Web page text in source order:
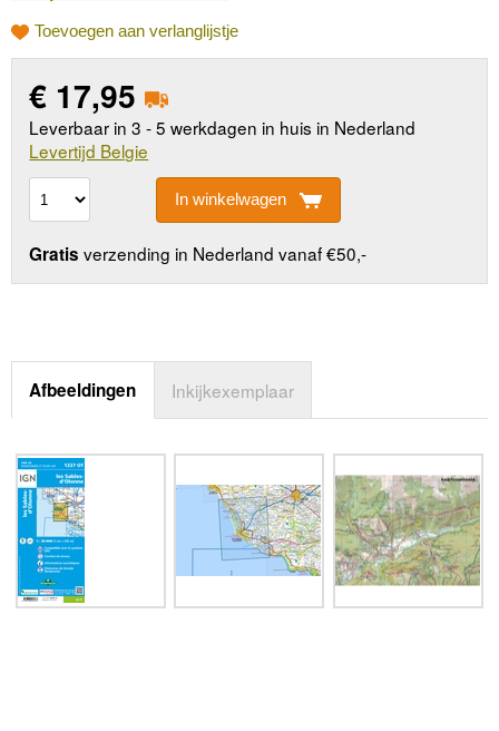
Toevoegen aan verlanglijstje
€ 17,95
Leverbaar in 3 - 5 werkdagen in huis in Nederland
Levertijd Belgie
In winkelwagen
Gratis verzending in Nederland vanaf €50,-
Afbeeldingen Inkijkexemplaar